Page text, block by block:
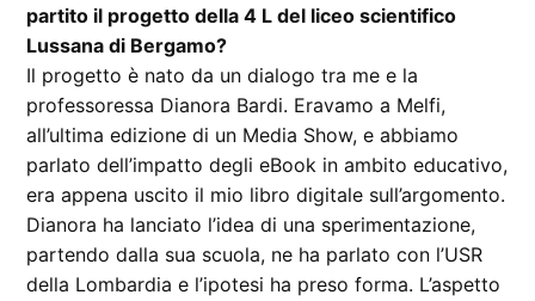
partito il progetto della 4 L del liceo scientifico
Lussana di Bergamo?
Il progetto è nato da un dialogo tra me e la
professoressa Dianora Bardi. Eravamo a Melfi,
all’ultima edizione di un Media Show, e abbiamo
parlato dell’impatto degli eBook in ambito educativo,
era appena uscito il mio libro digitale sull’argomento.
Dianora ha lanciato l’idea di una sperimentazione,
partendo dalla sua scuola, ne ha parlato con l’USR
della Lombardia e l’ipotesi ha preso forma. L’aspetto